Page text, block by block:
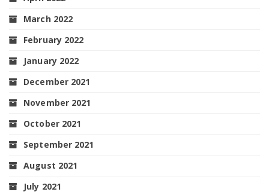
March 2022
February 2022
January 2022
December 2021
November 2021
October 2021
September 2021
August 2021
July 2021